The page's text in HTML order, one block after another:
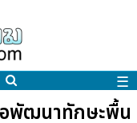
☰
อพัฒนาทักษะพื้น